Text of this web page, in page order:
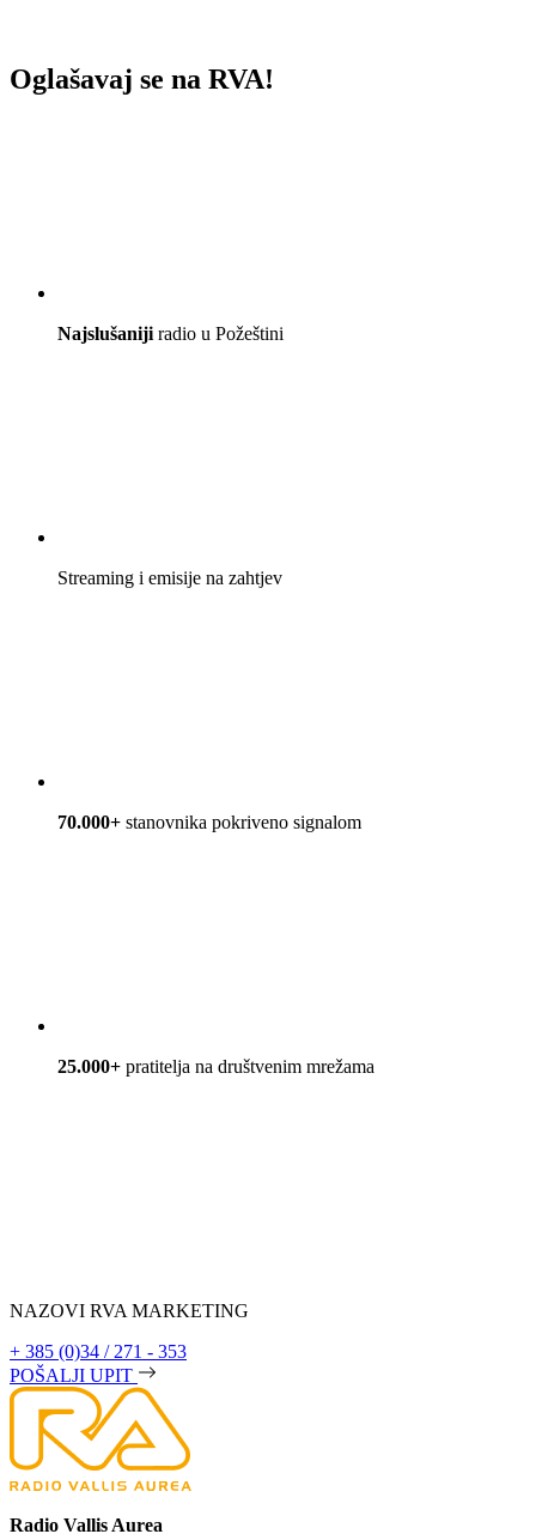
Oglašavaj se na RVA!
Najslušaniji radio u Požeštini
Streaming i emisije na zahtjev
70.000+ stanovnika pokriveno signalom
25.000+ pratitelja na društvenim mrežama
NAZOVI RVA MARKETING
+ 385 (0)34 / 271 - 353
POŠALJI UPIT
Radio Vallis Aurea